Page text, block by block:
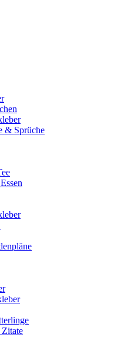
& Sprüche